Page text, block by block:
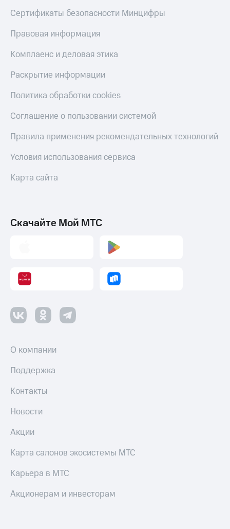
Сертификаты безопасности Минцифры
Правовая информация
Комплаенс и деловая этика
Раскрытие информации
Политика обработки cookies
Соглашение о пользовании системой
Правила применения рекомендательных технологий
Условия использования сервиса
Карта сайта
Скачайте Мой МТС
О компании
Поддержка
Контакты
Новости
Акции
Карта салонов экосистемы МТС
Карьера в МТС
Акционерам и инвесторам